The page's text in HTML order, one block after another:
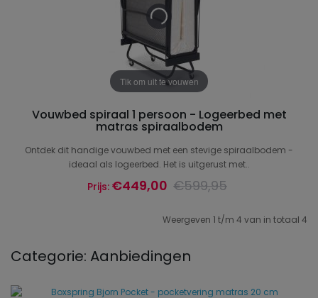
Tik om uit te vouwen
Vouwbed spiraal 1 persoon - Logeerbed met
matras spiraalbodem
Ontdek dit handige vouwbed met een stevige spiraalbodem -
ideaal als logeerbed. Het is uitgerust met..
Prijs: €449,00 €599,95
Weergeven 1 t/m 4 van in totaal 4
Categorie: Aanbiedingen